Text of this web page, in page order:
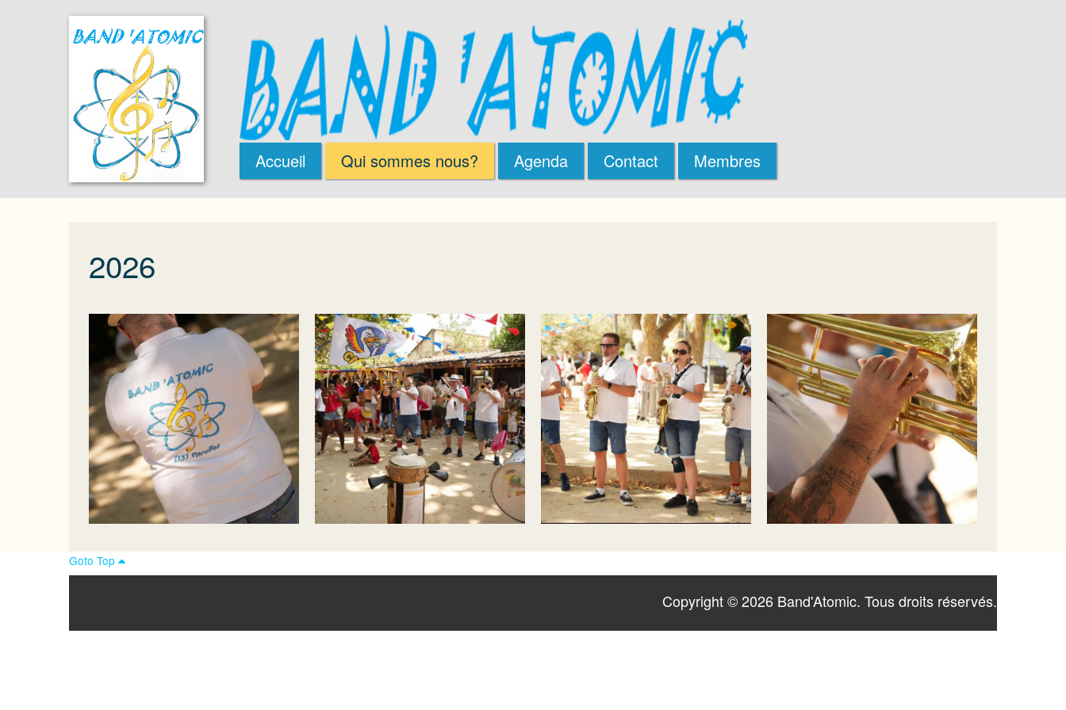
Accueil Qui sommes nous? Agenda Contact Membres
2026
Goto Top
Copyright © 2026 Band'Atomic. Tous droits réservés.